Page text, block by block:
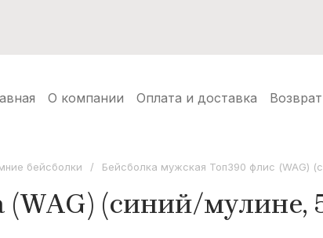
О компании Оплата и доставка
бейсболки / Бейсболка мужская Топ390 флис (WAG)
(синий/мулине,